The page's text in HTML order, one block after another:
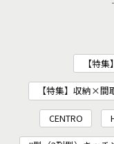
【特
【特集】収納×間
CENTRO